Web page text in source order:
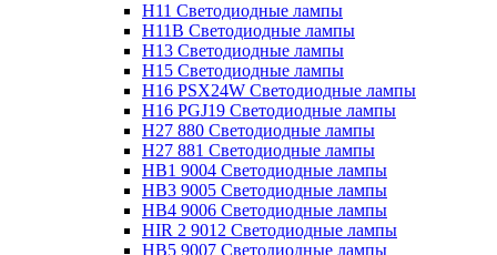
H11 Светодиодные лампы
H11B Светодиодные лампы
H13 Светодиодные лампы
H15 Светодиодные лампы
H16 PSX24W Светодиодные лампы
H16 PGJ19 Светодиодные лампы
H27 880 Светодиодные лампы
H27 881 Светодиодные лампы
HB1 9004 Светодиодные лампы
HB3 9005 Светодиодные лампы
HB4 9006 Светодиодные лампы
HIR 2 9012 Светодиодные лампы
HB5 9007 Светодиодные лампы